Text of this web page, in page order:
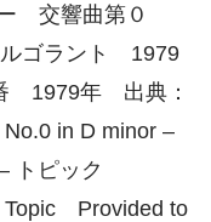
交響曲第０
ゴラント 1979
1979年 出典：
in D minor –
トピック
Topic Provided to